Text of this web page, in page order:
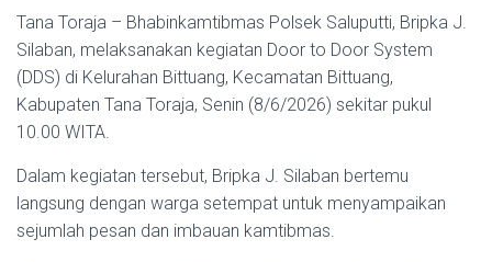
Tana Toraja – Bhabinkamtibmas Polsek Saluputti, Bripka J.
Silaban, melaksanakan kegiatan Door to Door System
(DDS) di Kelurahan Bittuang, Kecamatan Bittuang,
Kabupaten Tana Toraja, Senin (8/6/2026) sekitar pukul
10.00 WITA.
Dalam kegiatan tersebut, Bripka J. Silaban bertemu
langsung dengan warga setempat untuk menyampaikan
sejumlah pesan dan imbauan kamtibmas.